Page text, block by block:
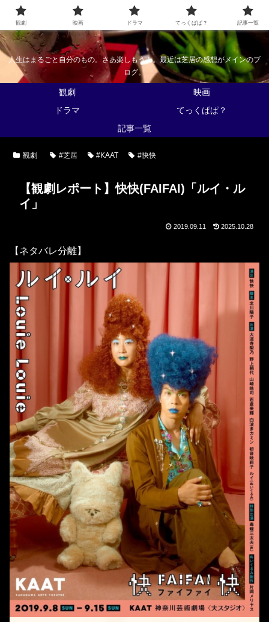
なんかくうかい
人生はまるごと自分のもの。さあ楽しもう！。最近は芝居の感想がメインのブ
ログ。
観劇
映画
ドラマ
てっくぱぱ？
記事一覧
観劇 #芝居 #KAAT #快快
【観劇レポート】快快(FAIFAI)「ルイ・ル
イ」
2019.09.11 2025.10.28
【ネタバレ分離】
観劇 映画 ドラマ てっくぱぱ？ 記事一覧